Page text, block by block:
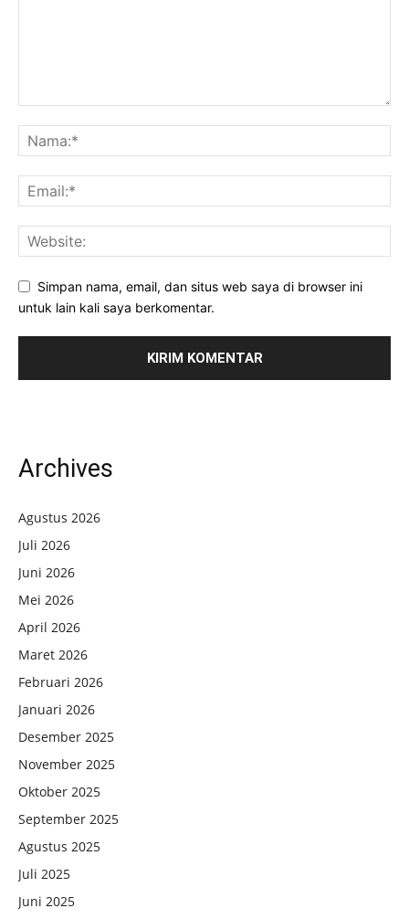
Simpan nama, email, dan situs web saya di browser ini
untuk lain kali saya berkomentar.
Archives
Agustus 2026
Juli 2026
Juni 2026
Mei 2026
April 2026
Maret 2026
Februari 2026
Januari 2026
Desember 2025
November 2025
Oktober 2025
September 2025
Agustus 2025
Juli 2025
Juni 2025